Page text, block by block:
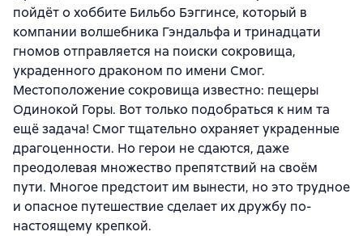
пойдёт о хоббите Бильбо Бэггинсе, который в
компании волшебника Гэндальфа и тринадцати
гномов отправляется на поиски сокровища,
украденного драконом по имени Смог.
Местоположение сокровища известно: пещеры
Одинокой Горы. Вот только подобраться к ним та
ещё задача! Смог тщательно охраняет украденные
драгоценности. Но герои не сдаются, даже
преодолевая множество препятствий на своём
пути. Многое предстоит им вынести, но это трудное
и опасное путешествие сделает их дружбу по-
настоящему крепкой.